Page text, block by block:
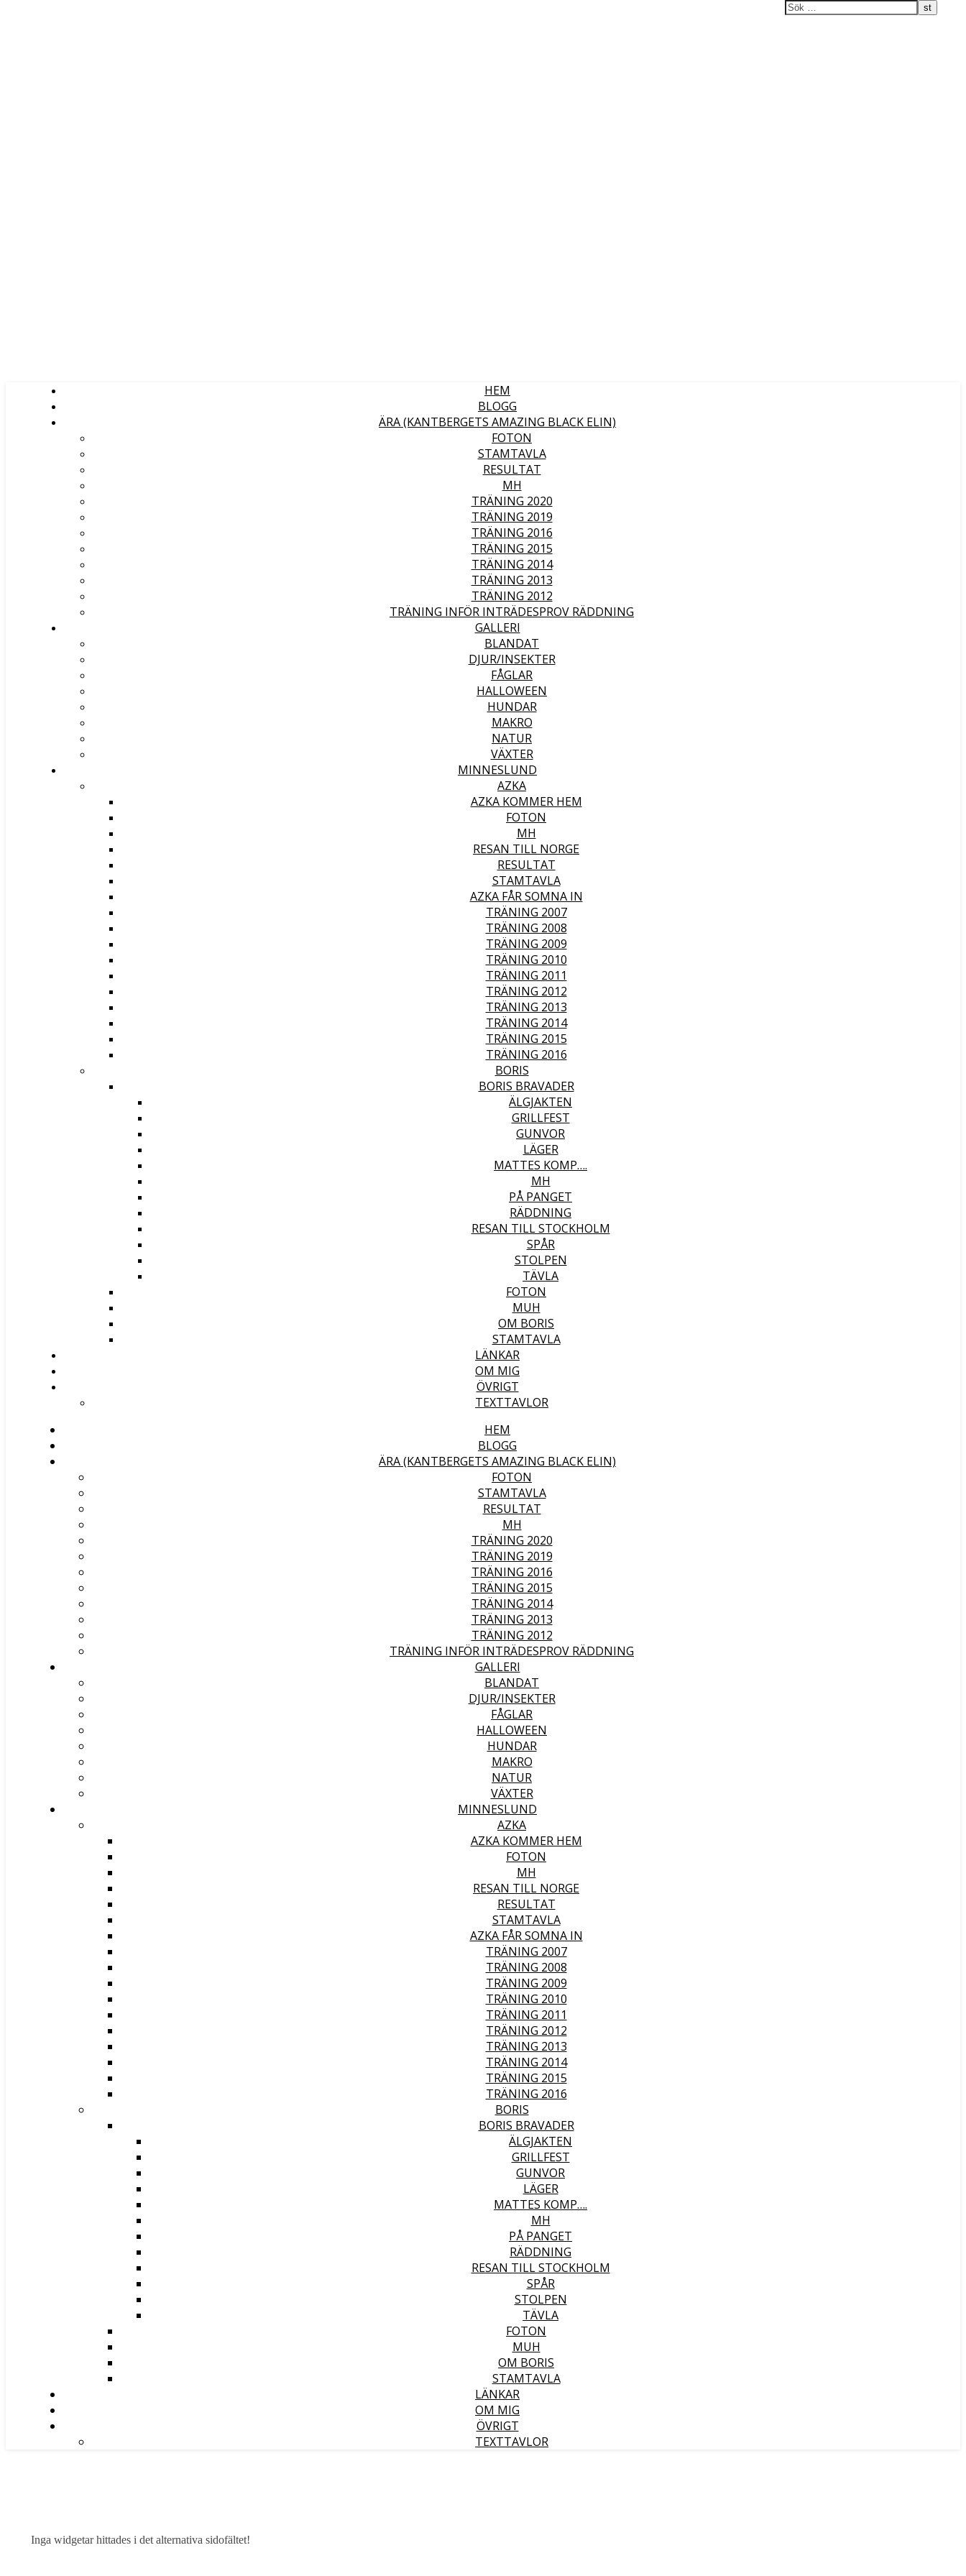
HEM
BLOGG
ÄRA (KANTBERGETS AMAZING BLACK ELIN)
FOTON
STAMTAVLA
RESULTAT
MH
TRÄNING 2020
TRÄNING 2019
TRÄNING 2016
TRÄNING 2015
TRÄNING 2014
TRÄNING 2013
TRÄNING 2012
TRÄNING INFÖR INTRÄDESPROV RÄDDNING
GALLERI
BLANDAT
DJUR/INSEKTER
FÅGLAR
HALLOWEEN
HUNDAR
MAKRO
NATUR
VÄXTER
MINNESLUND
AZKA
AZKA KOMMER HEM
FOTON
MH
RESAN TILL NORGE
RESULTAT
STAMTAVLA
AZKA FÅR SOMNA IN
TRÄNING 2007
TRÄNING 2008
TRÄNING 2009
TRÄNING 2010
TRÄNING 2011
TRÄNING 2012
TRÄNING 2013
TRÄNING 2014
TRÄNING 2015
TRÄNING 2016
BORIS
BORIS BRAVADER
ÄLGJAKTEN
GRILLFEST
GUNVOR
LÄGER
MATTES KOMP….
MH
PÅ PANGET
RÄDDNING
RESAN TILL STOCKHOLM
SPÅR
STOLPEN
TÄVLA
FOTON
MUH
OM BORIS
STAMTAVLA
LÄNKAR
OM MIG
ÖVRIGT
TEXTTAVLOR
HEM
BLOGG
ÄRA (KANTBERGETS AMAZING BLACK ELIN)
FOTON
STAMTAVLA
RESULTAT
MH
TRÄNING 2020
TRÄNING 2019
TRÄNING 2016
TRÄNING 2015
TRÄNING 2014
TRÄNING 2013
TRÄNING 2012
TRÄNING INFÖR INTRÄDESPROV RÄDDNING
GALLERI
BLANDAT
DJUR/INSEKTER
FÅGLAR
HALLOWEEN
HUNDAR
MAKRO
NATUR
VÄXTER
MINNESLUND
AZKA
AZKA KOMMER HEM
FOTON
MH
RESAN TILL NORGE
RESULTAT
STAMTAVLA
AZKA FÅR SOMNA IN
TRÄNING 2007
TRÄNING 2008
TRÄNING 2009
TRÄNING 2010
TRÄNING 2011
TRÄNING 2012
TRÄNING 2013
TRÄNING 2014
TRÄNING 2015
TRÄNING 2016
BORIS
BORIS BRAVADER
ÄLGJAKTEN
GRILLFEST
GUNVOR
LÄGER
MATTES KOMP….
MH
PÅ PANGET
RÄDDNING
RESAN TILL STOCKHOLM
SPÅR
STOLPEN
TÄVLA
FOTON
MUH
OM BORIS
STAMTAVLA
LÄNKAR
OM MIG
ÖVRIGT
TEXTTAVLOR
Inga widgetar hittades i det alternativa sidofältet!